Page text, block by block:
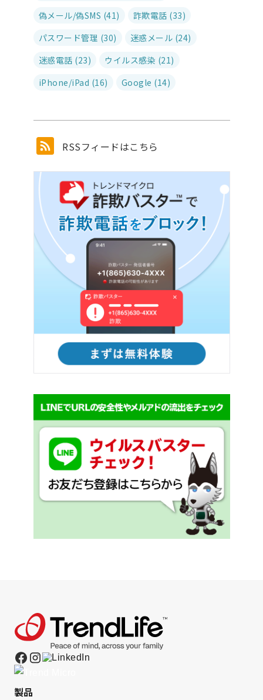
偽メール/偽SMS (41)
詐欺電話 (33)
パスワード管理 (30)
迷惑メール (24)
迷惑電話 (23)
ウイルス感染 (21)
iPhone/iPad (16)
Google (14)
RSSフィードはこちら
製品